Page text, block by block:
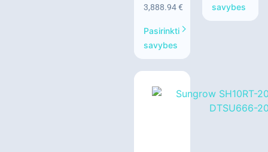
3,888.94€
Pasirinkti
savybes
savybes